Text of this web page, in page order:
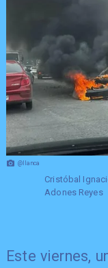
@llanca
Cristóbal
Adones Reyes
Este viernes,